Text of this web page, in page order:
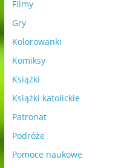
Filmy
Gry
Kolorowanki
Komiksy
Książki
Książki katolickie
Patronat
Podróże
Pomoce naukowe